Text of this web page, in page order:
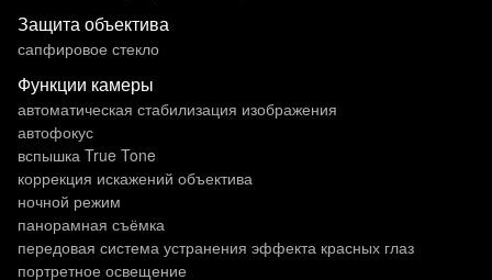
Защита объектива
сапфировое стекло
Функции камеры
автоматическая стабилизация изображения
автофокус
вспышка True Tone
коррекция искажений объектива
ночной режим
панорамная съёмка
передовая система устранения эффекта красных глаз
портретное освещение